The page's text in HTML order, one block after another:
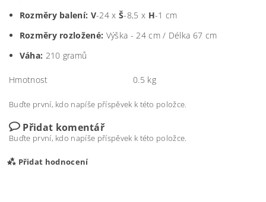
Rozměry balení: V-24 x Š-8,5 x H-1 cm
Rozměry rozložené: Výška - 24 cm / Délka 67 cm
Váha: 210 gramů
Hmotnost 0.5 kg
Buďte první, kdo napíše příspěvek k této položce.
Přidat komentář
Buďte první, kdo napíše příspěvek k této položce.
Přidat hodnocení